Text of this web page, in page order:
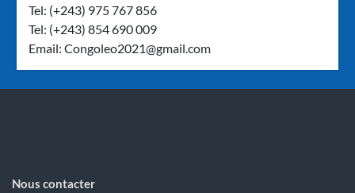
Tel: (+243) 975 767 856
Tel: (+243) 854 690 009
Email:Congoleo2021@gmail.com
Nous contacter